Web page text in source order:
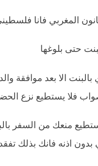
المغربي فانا
حتى بلوغها
بالبنت الا بعد موافقة
فلا يستطيع نزع
منعك من السفر
بدون اذنه فانك بذلك